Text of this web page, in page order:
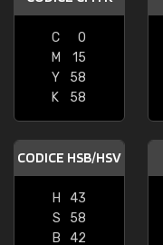
C
0
M
15
Y
58
K
58
CODICE HSB/HSV
H
43
S
58
B
42